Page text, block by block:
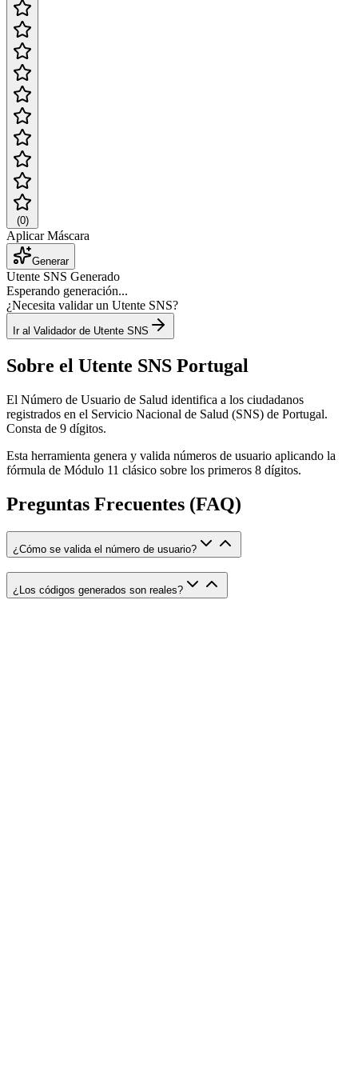
(0)
Aplicar Máscara
Generar
Utente SNS Generado
Esperando generación...
¿Necesita validar un Utente SNS?
Ir al Validador de Utente SNS
Sobre el Utente SNS Portugal
El Número de Usuario de Salud identifica a los ciudadanos
registrados en el Servicio Nacional de Salud (SNS) de Portugal.
Consta de 9 dígitos.
Esta herramienta genera y valida números de usuario aplicando la
fórmula de Módulo 11 clásico sobre los primeros 8 dígitos.
Preguntas Frecuentes (FAQ)
¿Cómo se valida el número de usuario?
¿Los códigos generados son reales?